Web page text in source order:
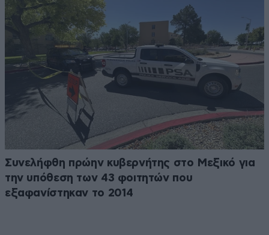
Συνελήφθη πρώην κυβερνήτης στο Μεξικό για
την υπόθεση των 43 φοιτητών που
εξαφανίστηκαν το 2014